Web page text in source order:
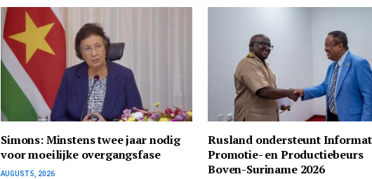
Simons: Minstens twee jaar nodig
voor moeilijke overgangsfase
AUGUST 5, 2026
Rusland ondersteunt
Promotie- en Productiebeurs
Boven-Suriname 2026